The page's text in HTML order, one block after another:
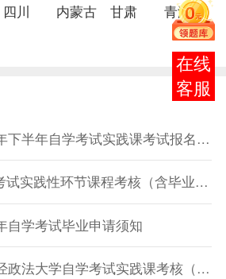
四川 内蒙古 甘肃
青海
河南工业大学2026年下半年自学考试实践课考试报名通知
河南大学关于自学考试实践性环节课程考核（含毕业论文）、免考申请等相关工作的通知
自学考试毕业申请须知
2026上半年河南财经政法大学自学考试实践课考核（毕业论文、上机考试、上机免考）报名通知
在线
客服